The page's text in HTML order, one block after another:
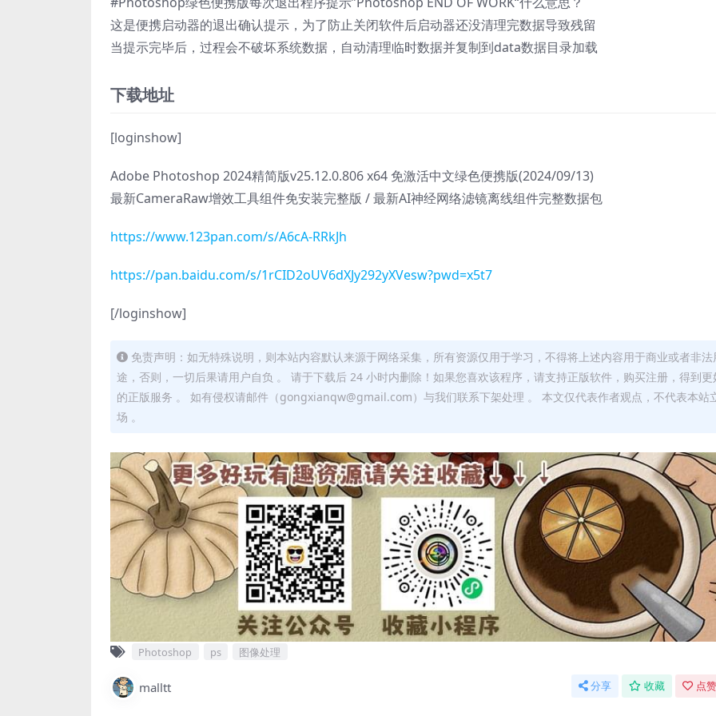
这是便携启动器的退出确认提示，为了防止关闭软件后启动器还没清理完数据导致残留
当提示完毕后，过程会不破坏系统数据，自动清理临时数据并复制到data数据目录加载
下载地址
[loginshow]
Adobe Photoshop 2024精简版v25.12.0.806 x64 免激活中文绿色便携版(2024/09/13)
最新CameraRaw增效工具组件免安装完整版 / 最新AI神经网络滤镜离线组件完整数据包
https://www.123pan.com/s/A6cA-RRkJh
https://pan.baidu.com/s/1rCID2oUV6dXJy292yXVesw?pwd=x5t7
[/loginshow]
免责声明：如无特殊说明，则本站内容默认来源于网络采集，所有资源仅用于学习，不得将上述内容用于商业或者非法
途，否则，一切后果请用户自负 。 请于下载后 24 小时内删除！如果您喜欢该程序，请支持正版软件，购买注册，得到更
的正版服务 。 如有侵权请邮件（gongxianqw@gmail.com）与我们联系下架处理 。 本文仅代表作者观点，不代表本站
场 。
Photoshop ps 图像处理
malltt 分享 收藏 点